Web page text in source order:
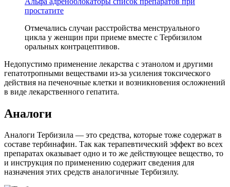
простатите
Отмечались случаи расстройства менструального
цикла у женщин при приеме вместе с Тербизилом
оральных контрацептивов.
Недопустимо применение лекарства с этанолом и другими
гепатотропными веществами из-за усиления токсического
действия на печеночные клетки и возникновения осложнений
в виде лекарственного гепатита.
Аналоги
Аналоги Тербизила — это средства, которые тоже содержат в
составе тербинафин. Так как терапевтический эффект во всех
препаратах оказывает одно и то же действующее вещество, то
и инструкция по применению содержит сведения для
назначения этих средств аналогичные Тербизилу.